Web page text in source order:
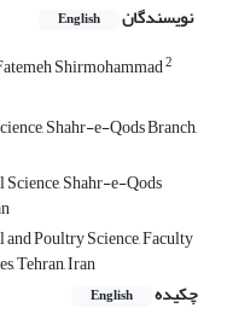
نویسندگان English
Shirmohammad2
Shahr-e-Qods Branch,
Shahr-e-Qods
Poultry Science, Faculty
Tehran, Iran
چکیده
English